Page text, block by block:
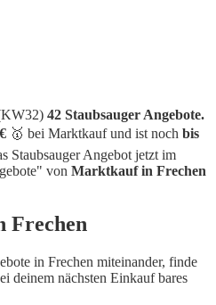
42 Staubsauger Angebote.
🥇 bei Marktkauf und ist noch bis
Staubsauger Angebot jetzt im
von Marktkauf in Frechen
Frechen
in Frechen miteinander, finde
deinem nächsten Einkauf bares